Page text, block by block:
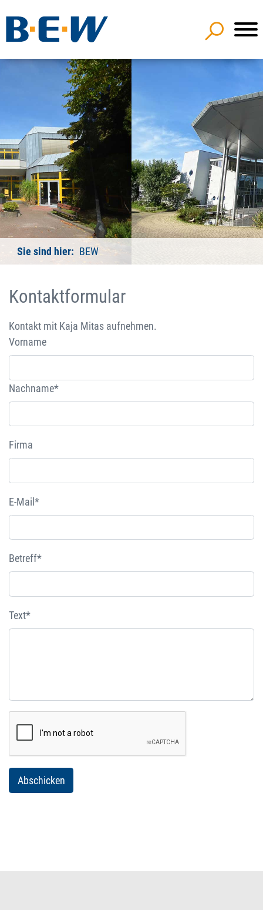
Sie sind hier: BEW
Kontaktformular
Kontakt mit Kaja Mitas aufnehmen.
Vorname
Nachname*
Firma
E-Mail*
Betreff*
Text*